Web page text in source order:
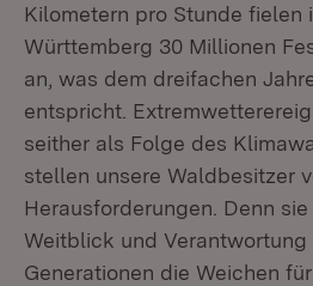
Kilometern pro Stunde fielen
Württemberg 30 Millionen
an, was dem dreifachen
entspricht.
seither als Folge des
stellen unsere Waldbesitzer
Herausforderungen. Denn
Weitblick und
Generationen die Weichen